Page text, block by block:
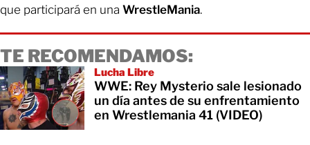
que participará en una WrestleMania.
TE RECOMENDAMOS:
Lucha Libre
WWE: Rey Mysterio sale lesionado
un día antes de su enfrentamiento
en Wrestlemania 41 (VIDEO)